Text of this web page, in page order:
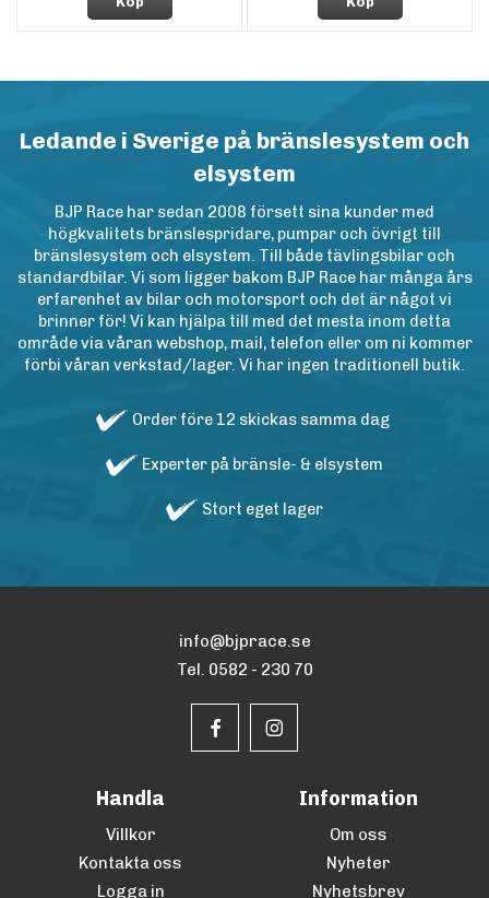
Ledande i Sverige på bränslesystem och
elsystem
BJP Race har sedan 2008 försett sina kunder med
högkvalitets bränslespridare, pumpar och övrigt till
bränslesystem och elsystem. Till både tävlingsbilar och
standardbilar. Vi som ligger bakom BJP Race har många års
erfarenhet av bilar och motorsport och det är något vi
brinner för! Vi kan hjälpa till med det mesta inom detta
område via våran webshop, mail, telefon eller om ni kommer
förbi våran verkstad/lager. Vi har ingen traditionell butik.
Order före 12 skickas samma dag
Experter på bränsle- & elsystem
Stort eget lager
info@bjprace.se
Tel. 0582 - 230 70
Handla
Villkor
Kontakta oss
Logga in
Information
Om oss
Nyheter
Nyhetsbrev